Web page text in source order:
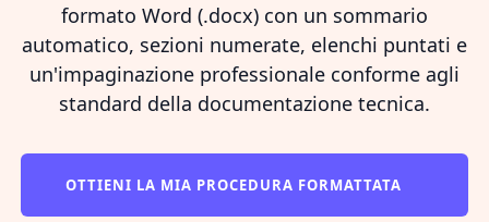
formato Word (.docx) con un sommario
automatico, sezioni numerate, elenchi puntati e
un'impaginazione professionale conforme agli
standard della documentazione tecnica.
OTTIENI LA MIA PROCEDURA FORMATTATA